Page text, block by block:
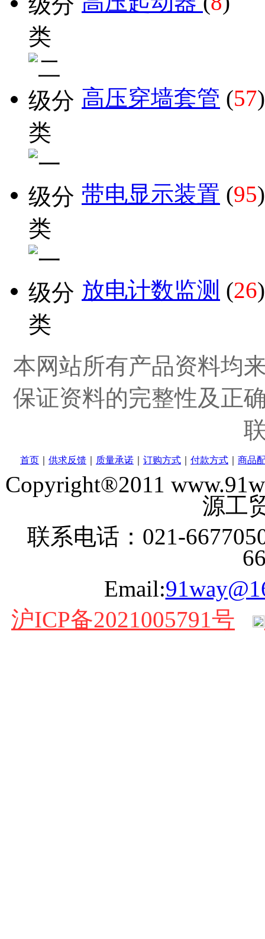
高压穿墙套管 (57)
带电显示装置 (95)
放电计数监测 (26)
本网站所有产品资料均
保证资料的完整性及正
首页 供求反馈 质量承诺 订购方式 付款方式 商品
Copyright®2011
源工
联系电话：021-
Email:
沪ICP备2021005791号